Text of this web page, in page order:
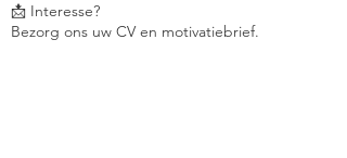
📩 Interesse?
Bezorg ons uw CV en motivatiebrief.